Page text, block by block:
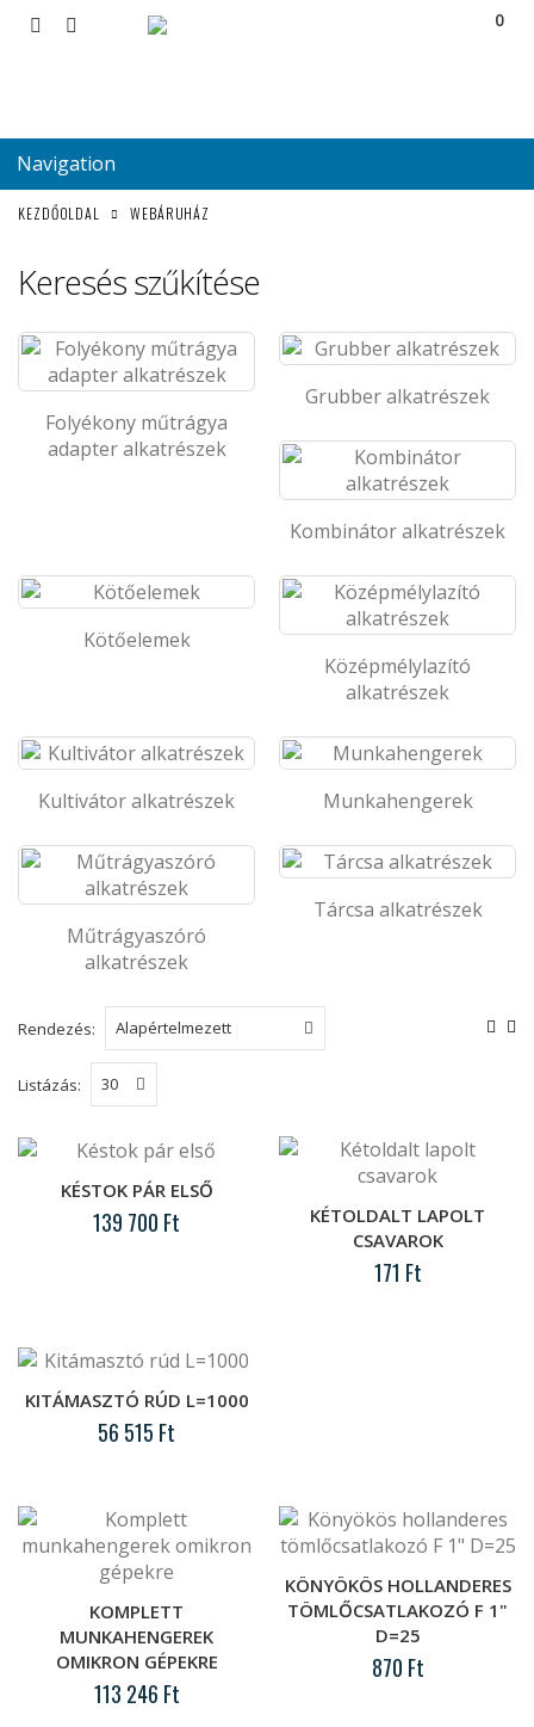
0
Navigation
KEZDŐOLDAL WEBÁRUHÁZ
Keresés szűkítése
Folyékony műtrágya
adapter alkatrészek
Grubber alkatrészek
Kombinátor alkatrészek
Kötőelemek
Középmélylazító
alkatrészek
Kultivátor alkatrészek Munkahengerek
Műtrágyaszóró
alkatrészek
Tárcsa alkatrészek
Rendezés:
Listázás:
Késtok pár első
..
Kétoldalt lapolt csavarok
Kitámasztó rúd L=1000
..
Komplett munkahengerek omikron
gépekre
OK-6/3 Kultivátor munkahengere tartalmazza a
következő alkatrészeket: (a jobb és bal oldali
munkahenger egyforma a gépen) -
munkahenger bal/jobb 50/28-410 (natúr) -
szűkítő közcsavar M22*1.5 / M20*1.5 -tömítő
alátét Ø27/Ø22 -zsírzószem M6OMVT-3,2
KNE tárcsa munkahe..
KÉSTOK PÁR ELSŐ
139 700 Ft
KÉTOLDALT LAPOLT
CSAVAROK
171 Ft
KITÁMASZTÓ RÚD L=1000
56 515 Ft
KOMPLETT
MUNKAHENGEREK
OMIKRON GÉPEKRE
113 246 Ft
KÖNYÖKÖS HOLLANDERES
TÖMLŐCSATLAKOZÓ F 1"
D=25
870 Ft